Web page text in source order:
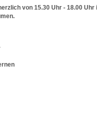
von 15.30 Uhr - 18.00 Uhr